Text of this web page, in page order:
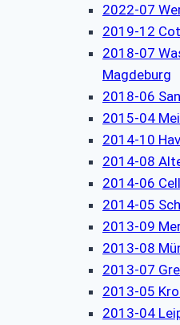
2022-07
2019-12
2018-07
Magdeburg
2018-06
2015-04
2014-10
2014-08
2014-06
2014-05
2013-09
2013-08
2013-07
2013-05
2013-04